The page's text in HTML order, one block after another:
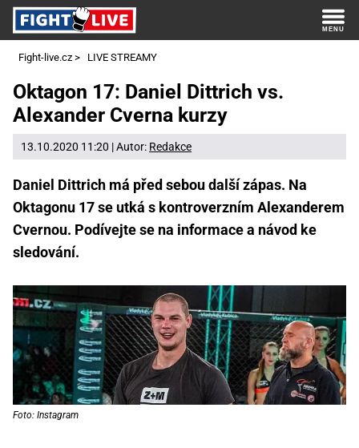
Fight-live.cz > LIVE STREAMY
Oktagon 17: Daniel Dittrich vs.
Alexander Cverna kurzy
13.10.2020 11:20 | Autor: Redakce
Daniel Dittrich má před sebou další zápas. Na
Oktagonu 17 se utká s kontroverzním Alexanderem
Cvernou. Podívejte se na informace a návod ke
sledování.
Foto: Instagram